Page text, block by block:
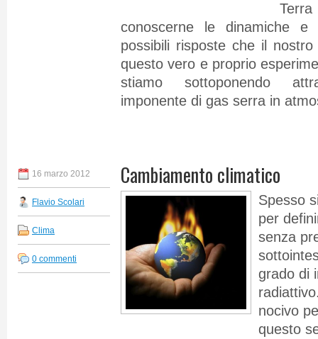
conoscerne le dinamiche e
possibili risposte che il
questo vero e proprio
stiamo sottoponendo
imponente di gas serra in
16 marzo 2012
Flavio Scolari
Clima
0 commenti
Cambiamento climatico
Spesso
per
senza
grado di
nocivo
questo